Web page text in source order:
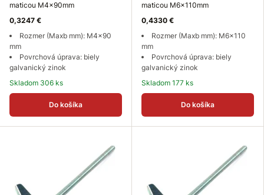
maticou M4x90mm
0,3247 €
Rozmer (Maxb mm): M4x90
mm
Povrchová úprava: biely
galvanický zinok
Skladom 306 ks
Do košíka
maticou M6x110mm
0,4330 €
Rozmer (Maxb mm): M6x110
mm
Povrchová úprava: biely
galvanický zinok
Skladom 177 ks
Do košíka